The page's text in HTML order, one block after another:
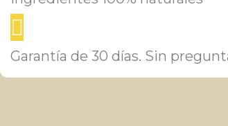
Garantía de 30 días. Sin